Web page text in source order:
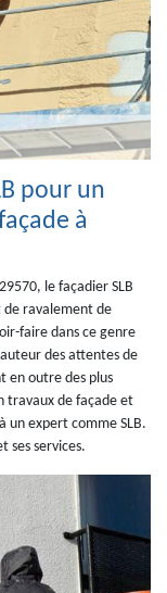
pour un
à
le façadier SLB
de ravalement de
faire dans ce genre
des attentes de
en outre des plus
travaux de façade et
un expert comme SLB.
ses services.